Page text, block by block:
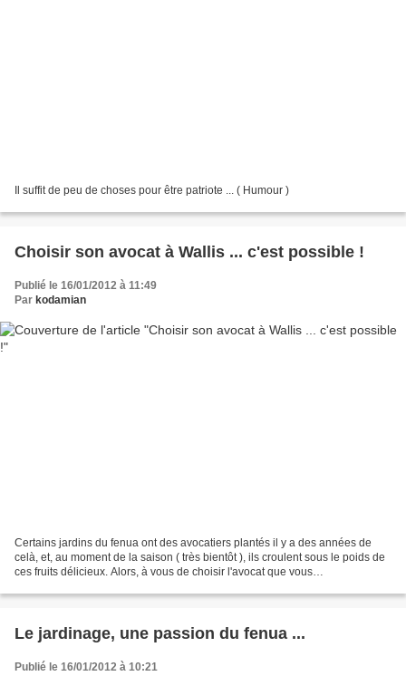
Il suffit de peu de choses pour être patriote ... ( Humour )
Choisir son avocat à Wallis ... c'est possible !
Publié le 16/01/2012 à 11:49
Par kodamian
Certains jardins du fenua ont des avocatiers plantés il y a des années de
celà, et, au moment de la saison ( très bientôt ), ils croulent sous le poids de
ces fruits délicieux. Alors, à vous de choisir l'avocat que vous
Le jardinage, une passion du fenua ...
Publié le 16/01/2012 à 10:21